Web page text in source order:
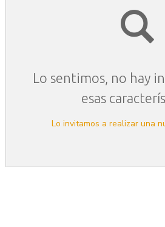
Lo sentimos, no hay
esas
Lo invitamos a realizar una